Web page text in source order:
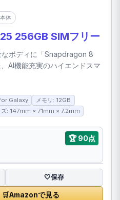
体
256GB SIMフリー
なボディに「Snapdragon 8
AI機能充実のハイエンドスマ
Galaxy
メモリ: 12GB
ズ: 147mm × 71mm × 7.2mm
🏆 90点
🤍保存
🛒Amazonで見る